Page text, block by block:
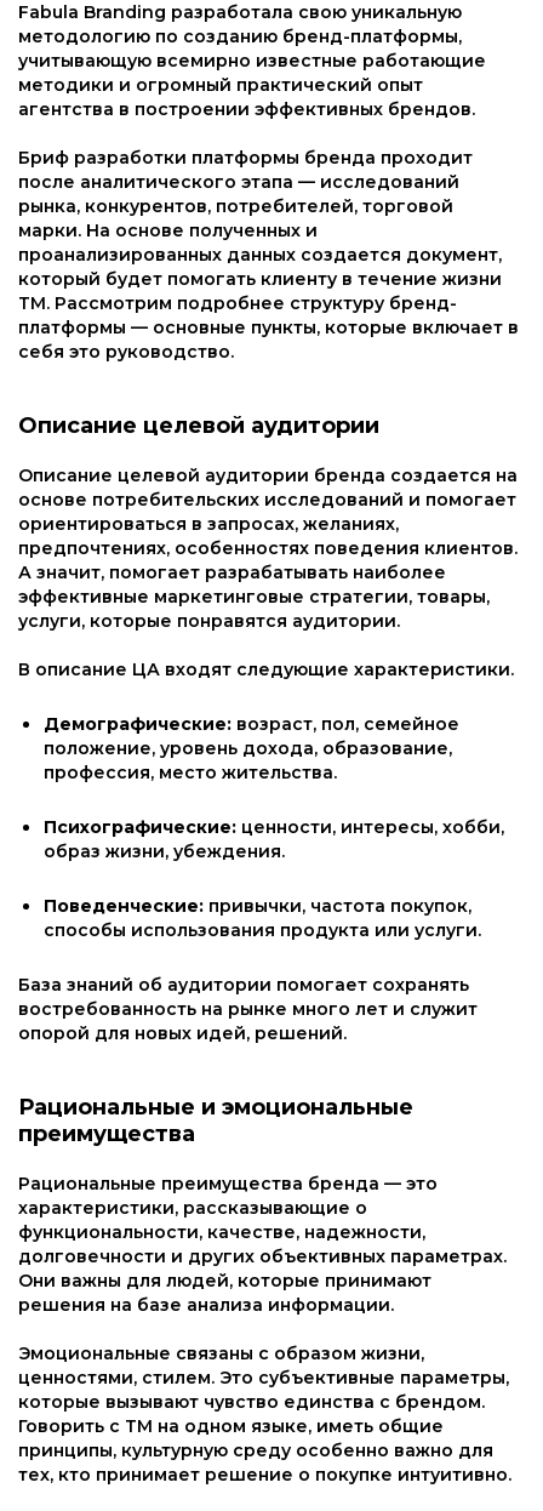
Fabula Branding разработала свою уникальную
методологию по созданию бренд-платформы,
учитывающую всемирно известные работающие
методики и огромный практический опыт
агентства в построении эффективных брендов.
Бриф разработки платформы бренда проходит
после аналитического этапа — исследований
рынка, конкурентов, потребителей, торговой
марки. На основе полученных и
проанализированных данных создается документ,
который будет помогать клиенту в течение жизни
ТМ. Рассмотрим подробнее структуру бренд-
платформы — основные пункты, которые включает в
себя это руководство.
Описание целевой аудитории
Описание целевой аудитории бренда создается на
основе потребительских исследований и помогает
ориентироваться в запросах, желаниях,
предпочтениях, особенностях поведения клиентов.
А значит, помогает разрабатывать наиболее
эффективные маркетинговые стратегии, товары,
услуги, которые понравятся аудитории.
В описание ЦА входят следующие характеристики.
Демографические: возраст, пол, семейное
положение, уровень дохода, образование,
профессия, место жительства.
Психографические: ценности, интересы, хобби,
образ жизни, убеждения.
Поведенческие: привычки, частота покупок,
способы использования продукта или услуги.
База знаний об аудитории помогает сохранять
востребованность на рынке много лет и служит
опорой для новых идей, решений.
Рациональные и эмоциональные
преимущества
Рациональные преимущества бренда — это
характеристики, рассказывающие о
функциональности, качестве, надежности,
долговечности и других объективных параметрах.
Они важны для людей, которые принимают
решения на базе анализа информации.
Эмоциональные связаны с образом жизни,
ценностями, стилем. Это субъективные параметры,
которые вызывают чувство единства с брендом.
Говорить с ТМ на одном языке, иметь общие
принципы, культурную среду особенно важно для
тех, кто принимает решение о покупке интуитивно.